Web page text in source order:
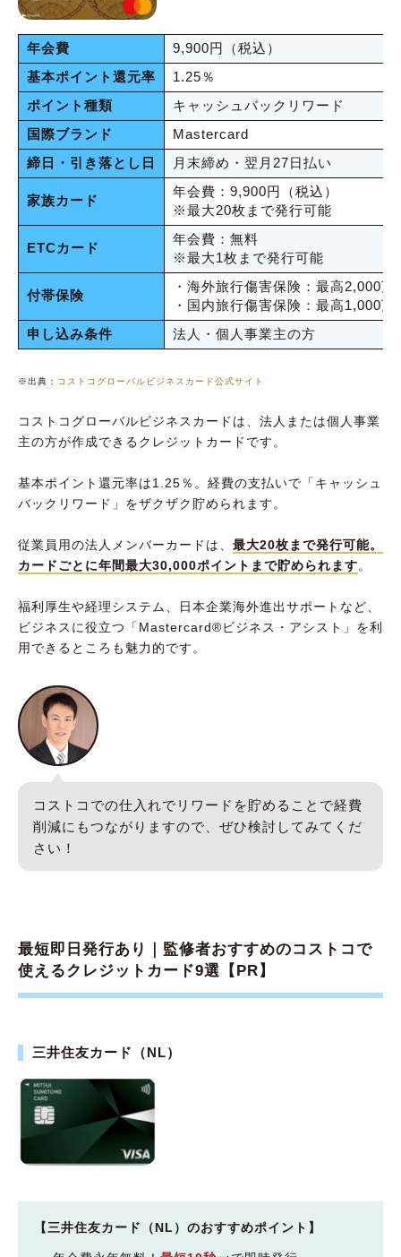
年会費
9,900円（税込）
基本ポイント還元率
1.25％
ポイント種類
キャッシュバックリワード
国際ブランド
Mastercard
締日・引き落とし日
月末締め・翌月27日払い
家族カード
年会費：9,900円（税込）
※最大20枚まで発行可能
ETCカード
年会費：無料
※最大1枚まで発行可能
付帯保険
・海外旅行傷害保険：最高2,000万
・国内旅行傷害保険：最高1,000万
申し込み条件
法人・個人事業主の方
※出典： コストコグローバルビジネスカード公式サイト
コストコグローバルビジネスカードは、法人または個人事業
主の方が作成できるクレジットカードです。
基本ポイント還元率は1.25％。経費の支払いで「キャッシュ
バックリワード」をザクザク貯められます。
従業員用の法人メンバーカードは、 最大20枚まで発行可能。
カードごとに年間最大30,000ポイントまで貯められます。
福利厚生や経理システム、日本企業海外進出サポートなど、
ビジネスに役立つ「Mastercard®︎ビジネス・アシスト」を利
用できるところも魅力的です。
コストコでの仕入れでリワードを貯めることで経費
削減にもつながりますので、ぜひ検討してみてくだ
さい！
最短即日発行あり｜監修者おすすめのコストコで
使えるクレジットカード9選【PR】
三井住友カード（NL）
【三井住友カード（NL）のおすすめポイント】